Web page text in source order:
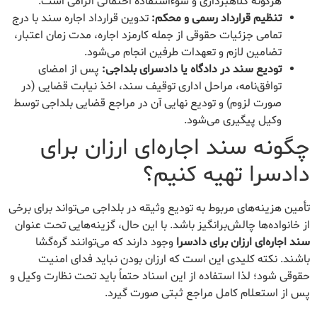
تنظیم قرارداد رسمی و محکم: تدوین قرارداد اجاره سند با درج
تمامی جزئیات حقوقی از جمله کارمزد اجاره، مدت زمان اعتبار،
تضامین لازم و تعهدات طرفین انجام می‌شود.
تودیع سند در دادگاه یا دادسرای بلداجی: پس از امضای
توافق‌نامه، مراحل اداری توقیف سند، اخذ نیابت قضایی (در
صورت لزوم) و تودیع نهایی آن در مراجع قضایی بلداجی توسط
وکیل پیگیری می‌شود.
چگونه سند اجاره‌ای ارزان برای
دادسرا تهیه کنیم؟
تأمین هزینه‌های مربوط به تودیع وثیقه در بلداجی می‌تواند برای برخی
از خانواده‌ها چالش‌برانگیز باشد. با این حال، گزینه‌هایی تحت عنوان
سند اجاره‌ای ارزان برای دادسرا وجود دارند که می‌توانند گره‌گشا
باشند. نکته کلیدی این است که ارزان بودن نباید فدای امنیت
حقوقی شود؛ لذا استفاده از این اسناد حتماً باید تحت نظارت وکیل و
پس از استعلام کامل مراجع ثبتی صورت گیرد.